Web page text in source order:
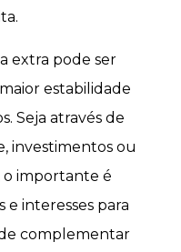
extra pode ser
estabilidade
Seja através de
investimentos ou
importante é
interesses para
complementar